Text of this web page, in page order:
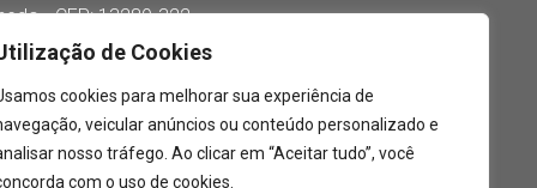
de Cookies
cookies para melhorar sua experiência de
veicular anúncios ou conteúdo personalizado e
nosso tráfego. Ao clicar em “Aceitar tudo”, você
com o uso de cookies.
- CEP: 13289-322
nos em:
opensopens
in
opens
in
page
opens
in
opens
in